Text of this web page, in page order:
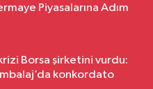
Piyasalarına Adım
Borsa şirketini vurdu:
konkordato